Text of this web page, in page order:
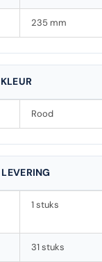
235 mm
Rood
1 stuks
31 stuks